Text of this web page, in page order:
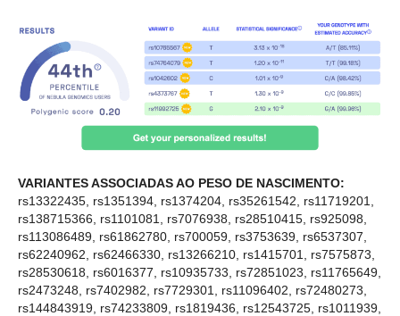
VARIANTES ASSOCIADAS AO PESO DE NASCIMENTO:
rs13322435, rs1351394, rs1374204, rs35261542, rs11719201,
rs138715366, rs1101081, rs7076938, rs28510415, rs925098,
rs113086489, rs61862780, rs700059, rs3753639, rs6537307,
rs62240962, rs62466330, rs13266210, rs1415701, rs7575873,
rs28530618, rs6016377, rs10935733, rs72851023, rs11765649,
rs2473248, rs7402982, rs7729301, rs11096402, rs72480273,
rs144843919, rs74233809, rs1819436, rs12543725, rs1011939,